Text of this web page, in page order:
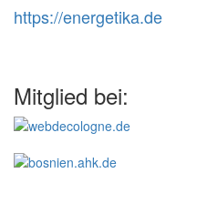
https://energetika.de
Mitglied bei: